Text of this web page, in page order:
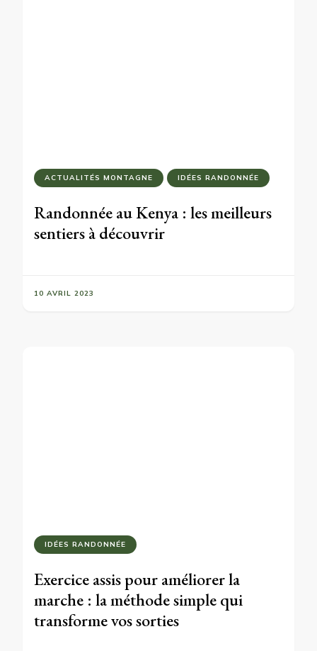
ACTUALITÉS MONTAGNE IDÉES RANDONNÉE
Randonnée au Kenya : les meilleurs
sentiers à découvrir
10 AVRIL 2023
IDÉES RANDONNÉE
Exercice assis pour améliorer la
marche : la méthode simple qui
transforme vos sorties